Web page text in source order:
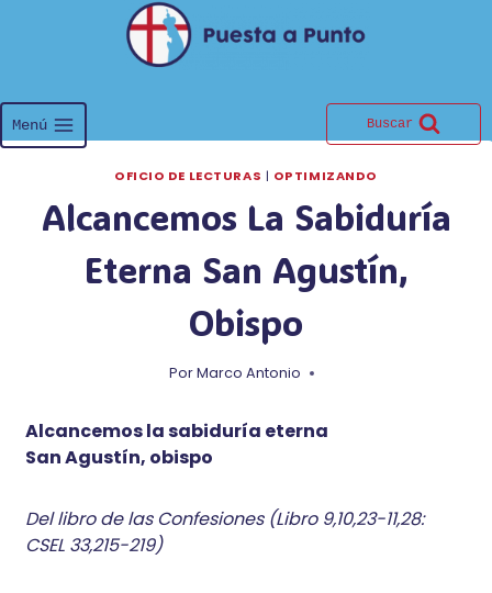
Menú Buscar
OFICIO DE LECTURAS | OPTIMIZANDO
Alcancemos La Sabiduría
Eterna San Agustín,
Obispo
PorMarco Antonio
Alcancemos la sabiduría eterna
San Agustín, obispo
Del libro de las Confesiones (Libro 9,10,23-11,28:
CSEL 33,215-219)